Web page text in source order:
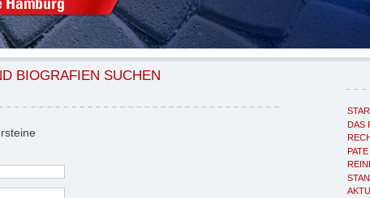
DAS
BIOGRAFIEN SUCHEN